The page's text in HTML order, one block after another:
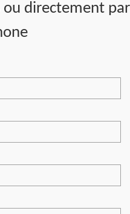
directement par